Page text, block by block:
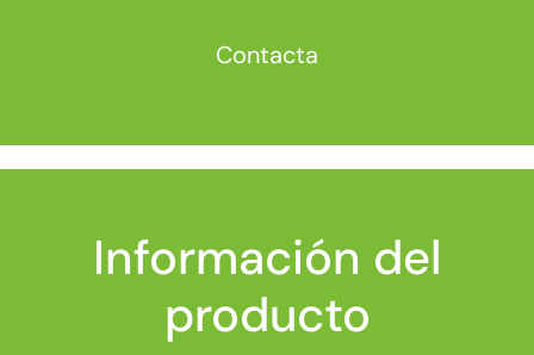
Contacta
Información del
producto